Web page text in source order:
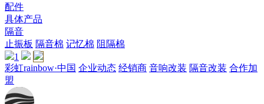
配件
具体产品
隔音
止振板 隔音棉 记忆棉 阻隔棉
1
彩虹rainbow·中国 企业动态 经销商 音响改装 隔音改装 合作加
盟